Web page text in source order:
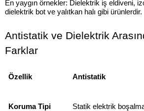
En yaygın örnekler: Dielektrik iş eldiveni,
dielektrik bot ve yalıtkan halı gibi ürünlerdir.
Antistatik ve Dielektrik
Farklar
Özellik Antistatik
Koruma Tipi Statik elektrik